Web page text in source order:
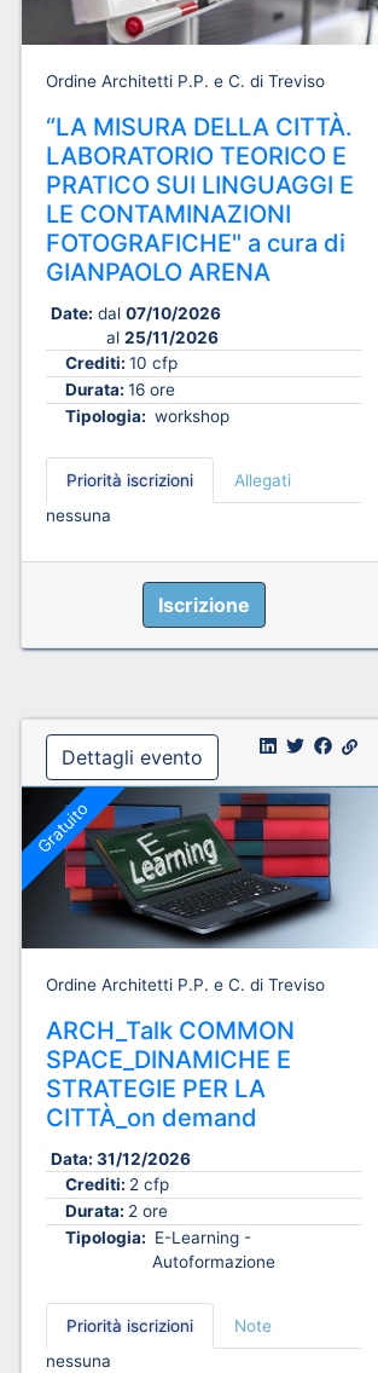
Ordine Architetti P.P. e C. di Treviso
“LA MISURA DELLA CITTÀ.
LABORATORIO TEORICO E
PRATICO SUI LINGUAGGI E
LE CONTAMINAZIONI
FOTOGRAFICHE" a cura di
GIANPAOLO ARENA
Date: dal 07/10/2026
al25/11/2026
Crediti: 10 cfp
Durata: 16 ore
Tipologia: workshop
Priorità iscrizioni
Allegati
nessuna
Iscrizione
Dettagli evento
Gratuito
Ordine Architetti P.P. e C. di Treviso
ARCH_Talk COMMON
SPACE_DINAMICHE E
STRATEGIE PER LA
CITTÀ_on demand
Data: 31/12/2026
Crediti: 2 cfp
Durata: 2 ore
Tipologia: E-Learning -
Autoformazione
Priorità iscrizioni
Note
nessuna